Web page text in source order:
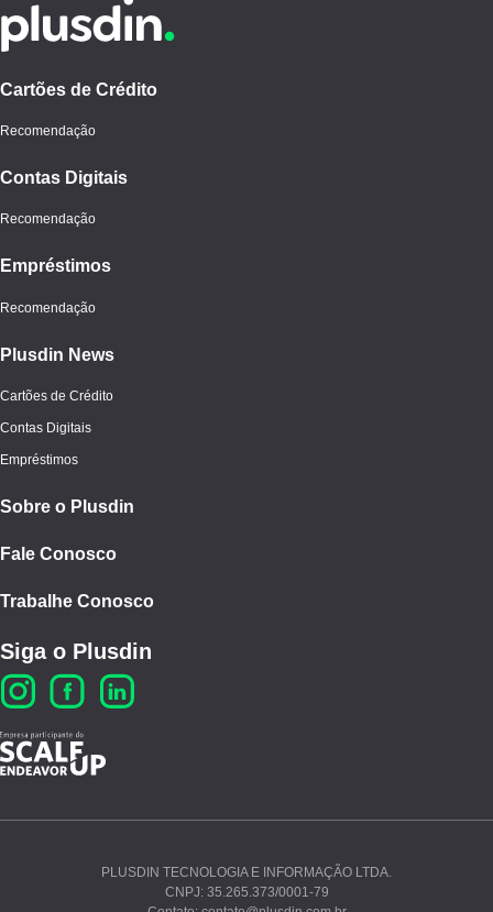
Ao continuar navegando, você concorda com nossos
Cartões de Crédito
Recomendação
Contas Digitais
Recomendação
Empréstimos
Recomendação
Plusdin News
Cartões de Crédito
Contas Digitais
Empréstimos
Sobre o Plusdin
Fale Conosco
Trabalhe Conosco
Siga o Plusdin
PLUSDIN TECNOLOGIA E INFORMAÇÃO LTDA.
CNPJ: 35.265.373/0001-79